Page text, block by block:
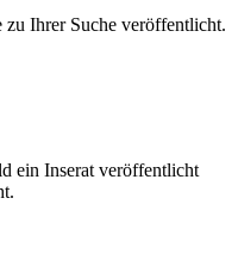
zu Ihrer Suche veröffentlicht.
ein Inserat veröffentlicht